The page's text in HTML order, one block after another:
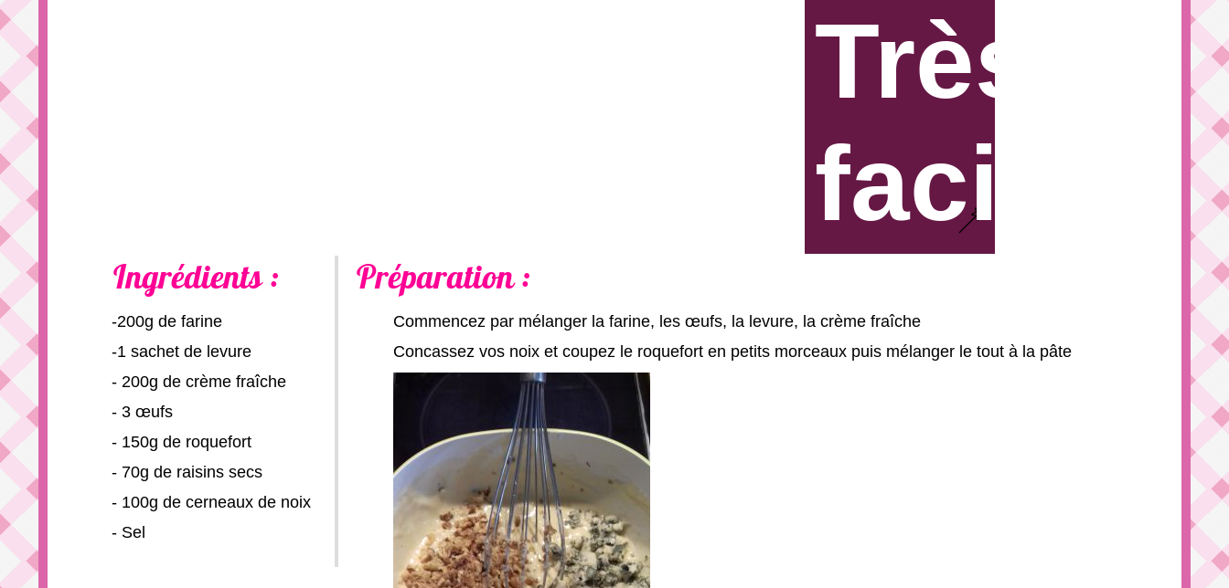
Très
facile
Ingrédients :
-200g de farine
-1 sachet de levure
- 200g de crème fraîche
- 3 œufs
- 150g de roquefort
- 70g de raisins secs
- 100g de cerneaux de noix
- Sel
Préparation :
Commencez par mélanger la farine, les œufs, la levure, la crème fraîche
Concassez vos noix et coupez le roquefort en petits morceaux puis mélanger le tout à la pâte